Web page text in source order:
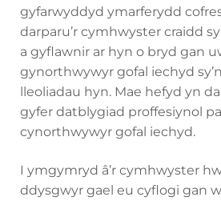
gyfarwyddyd ymarferydd
darparu’r cymhwyster craidd
a gyflawnir ar hyn o bryd gan
gynorthwywyr gofal iechyd
lleoliadau hyn. Mae hefyd yn
gyfer datblygiad proffesiynol
cynorthwywyr gofal iechyd.
I ymgymryd â’r cymhwyster
ddysgwyr gael eu cyflogi gan